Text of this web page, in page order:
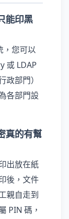
能印黑
，您可以
或 LDAP
部門）
各部門設
真的有幫
出放在紙
後，文件
親自走到
PIN 碼，